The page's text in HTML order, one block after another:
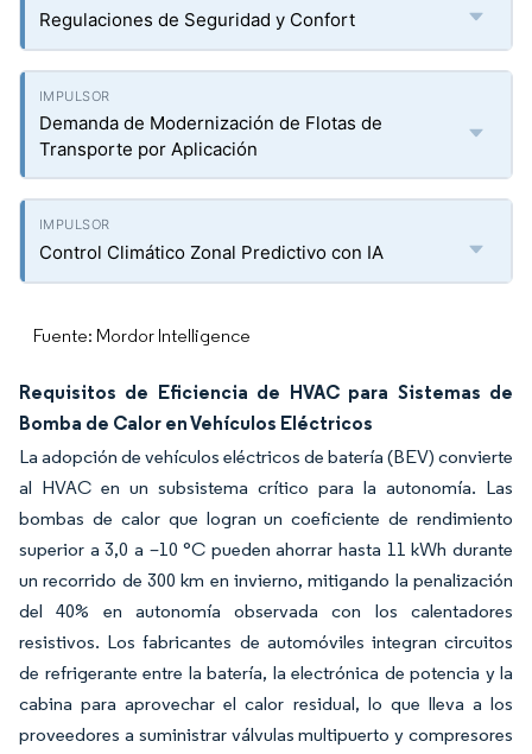
Regulaciones de Seguridad y Confort
Demanda de Modernización de Flotas de
Transporte por Aplicación
Control Climático Zonal Predictivo con IA
Fuente: Mordor Intelligence
Requisitos de Eficiencia de HVAC para Sistemas de
Bomba de Calor en Vehículos Eléctricos
La adopción de vehículos eléctricos de batería (BEV) convierte
al HVAC en un subsistema crítico para la autonomía. Las
bombas de calor que logran un coeficiente de rendimiento
superior a 3,0 a –10 °C pueden ahorrar hasta 11 kWh durante
un recorrido de 300 km en invierno, mitigando la penalización
del 40% en autonomía observada con los calentadores
resistivos. Los fabricantes de automóviles integran circuitos
de refrigerante entre la batería, la electrónica de potencia y la
cabina para aprovechar el calor residual, lo que lleva a los
proveedores a suministrar válvulas multipuerto y compresores